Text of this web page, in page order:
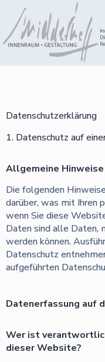
Datenschutz­erklärung
1. Datenschutz auf
Allgemeine Hinweise
Die folgenden
darüber, was mit Ihren
wenn Sie diese
Daten sind alle Daten,
werden können.
Datenschutz
aufgeführten
Datenerfassung auf
Wer ist
dieser Website?